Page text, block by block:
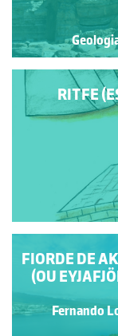
Geologia
RITFE
CASCATA
Fernando
FIORDE DE
(OU
Fernando